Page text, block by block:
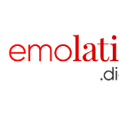
contenido